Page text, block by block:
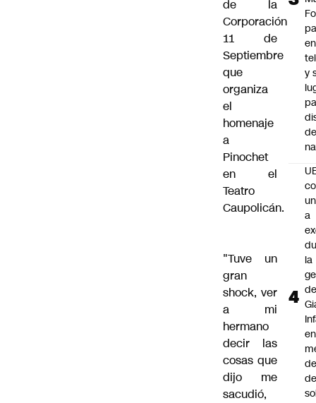
de la
Corporación
11 de
Septiembre
que
organiza
el
homenaje
a
Pinochet
en el
Teatro
Caupolicán.
"Tuve un
gran
shock, ver
a mi
hermano
decir las
cosas que
dijo me
sacudió,
en
y
a
la
de
en
de